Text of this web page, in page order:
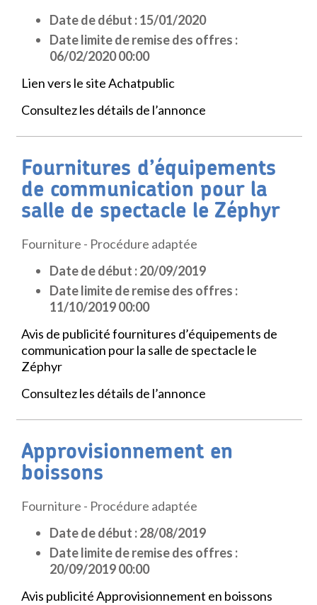
Date de début : 15/01/2020
Date limite de remise des offres :
06/02/2020 00:00
Lien vers le site Achatpublic
Consultez les détails de l’annonce
Fournitures d’équipements
de communication pour la
salle de spectacle le Zéphyr
Fourniture - Procédure adaptée
Date de début : 20/09/2019
Date limite de remise des offres :
11/10/2019 00:00
Avis de publicité fournitures d’équipements de
communication pour la salle de spectacle le
Zéphyr
Consultez les détails de l’annonce
Approvisionnement en
boissons
Fourniture - Procédure adaptée
Date de début : 28/08/2019
Date limite de remise des offres :
20/09/2019 00:00
Avis publicité Approvisionnement en boissons